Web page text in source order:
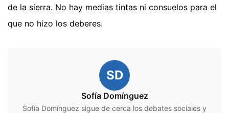
de la sierra. No hay medias tintas ni consuelos para el
que no hizo los deberes.
SD
Sofía Domínguez
Sofía Domínguez sigue de cerca los debates sociales y